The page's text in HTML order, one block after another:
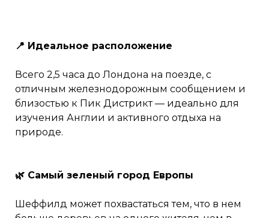
📍 Идеальное расположение
Всего 2,5 часа до Лондона на поезде, с
отличным железнодорожным сообщением и
близостью к Пик Дистрикт — идеально для
изучения Англии и активного отдыха на
природе.
🌿 Самый зеленый город Европы
Шеффилд может похвастаться тем, что в нем